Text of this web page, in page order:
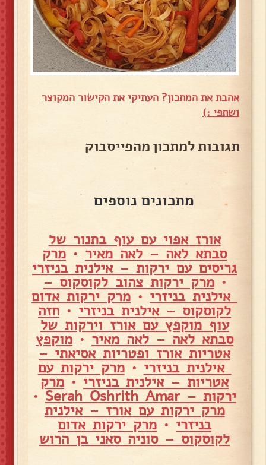
אהבת את המתכון? העתיקי את הקישור המקוצר
ושתפי :)
תגובות למתכון מהפייסבוק
מתכונים נוספים
אורז אפוי עם עוף בתנור של
סבתא לאה – לאה מאיר • מרק
גריסים עם ירקות – אילנית בניזרי
•מרק ירקות צהוב לקוסקוס –
אילנית בניזרי • מרק ירקות אדום
לקוסקוס – אילנית בניזרי • חזה
עוף מוקפץ עם אורז וירקות של
סבתא לאה – לאה מאיר • מוקפץ
אטריות אורז ופטריות אסיאתי –
אילנית בניזרי •מרק ירקות עם
אטריות – אילנית בניזרי • מרק
ירקות – Serah Oshrith Amar •
מרק ירקות עם אורז – אילנית
בניזרי • מרק ירקות אדום
לקוסקוס – סוניה סאני בן הרוש